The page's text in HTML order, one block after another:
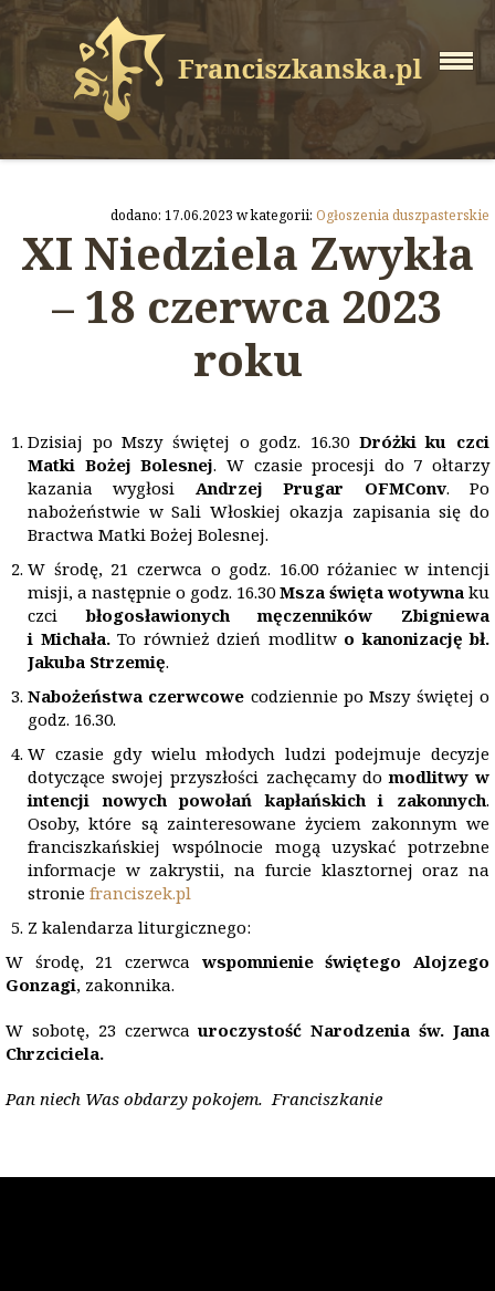
dodano: 17.06.2023 w kategorii: Ogłoszenia duszpasterskie
XI Niedziela Zwykła
– 18 czerwca 2023
roku
Dzisiaj po Mszy świętej o godz. 16.30 Dróżki ku czci
Matki Bożej Bolesnej. W czasie procesji do 7 ołtarzy
kazania wygłosi Andrzej Prugar OFMConv. Po
nabożeństwie w Sali Włoskiej okazja zapisania się do
Bractwa Matki Bożej Bolesnej.
W środę, 21 czerwca o godz. 16.00 różaniec w intencji
misji, a następnie o godz. 16.30 Msza święta wotywna ku
czcibłogosławionych męczenników
Zbigniewa
i Michała. To również dzień modlitwo kanonizację bł.
Jakuba Strzemię.
Nabożeństwa czerwcowe codziennie po Mszy świętej o
godz. 16.30.
W czasie gdy wielu młodych ludzi podejmuje decyzje
dotyczące swojej przyszłości zachęcamy domodlitwy w
intencji nowych powołań kapłańskich i zakonnych.
Osoby, które są zainteresowane życiem zakonnym we
franciszkańskiej wspólnocie mogą uzyskać potrzebne
informacje w zakrystii, na furcie klasztornej oraz na
stronie franciszek.pl
Z kalendarza liturgicznego:
W środę, 21 czerwca wspomnienie świętego Alojzego
Gonzagi, zakonnika.
W sobotę, 23 czerwcauroczystość Narodzenia św. Jana
Chrzciciela.
Pan niech Was obdarzy pokojem. Franciszkanie